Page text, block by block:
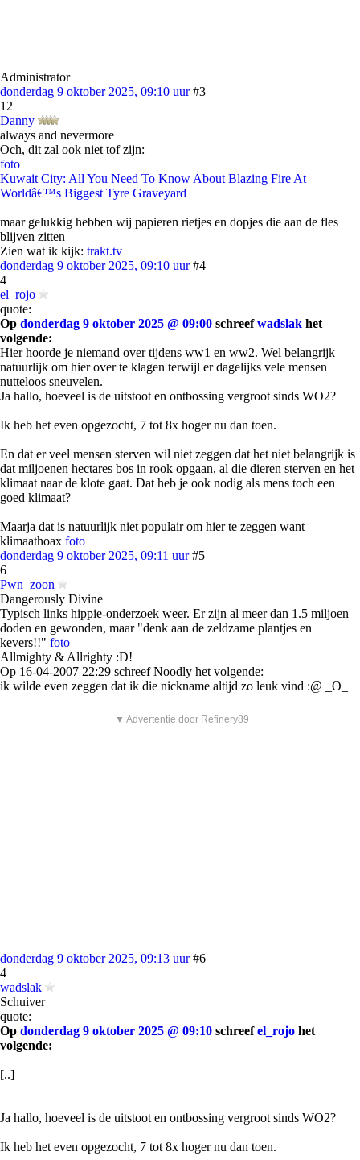
Administrator
donderdag 9 oktober 2025, 09:10 uur #3
12
Danny
always and nevermore
Och, dit zal ook niet tof zijn:
foto
Kuwait City: All You Need To Know About Blazing Fire At
Worldâ€™s Biggest Tyre Graveyard
maar gelukkig hebben wij papieren rietjes en dopjes die aan de fles
blijven zitten
Zien wat ik kijk: trakt.tv
donderdag 9 oktober 2025, 09:10 uur #4
4
el_rojo
quote:
Op donderdag 9 oktober 2025 @ 09:00 schreefwadslak het
volgende:
Hier hoorde je niemand over tijdens ww1 en ww2. Wel belangrijk
natuurlijk om hier over te klagen terwijl er dagelijks vele mensen
nutteloos sneuvelen.
Ja hallo, hoeveel is de uitstoot en ontbossing vergroot sinds WO2?
Ik heb het even opgezocht, 7 tot 8x hoger nu dan toen.
En dat er veel mensen sterven wil niet zeggen dat het niet belangrijk is
dat miljoenen hectares bos in rook opgaan, al die dieren sterven en het
klimaat naar de klote gaat. Dat heb je ook nodig als mens toch een
goed klimaat?
Maarja dat is natuurlijk niet populair om hier te zeggen want
klimaathoax foto
donderdag 9 oktober 2025, 09:11 uur #5
6
Pwn_zoon
Dangerously Divine
Typisch links hippie-onderzoek weer. Er zijn al meer dan 1.5 miljoen
doden en gewonden, maar "denk aan de zeldzame plantjes en
kevers!!" foto
Allmighty & Allrighty :D!
Op 16-04-2007 22:29 schreef Noodly het volgende:
ik wilde even zeggen dat ik die nickname altijd zo leuk vind :@ _O_
▼ Advertentie door Refinery89
donderdag 9 oktober 2025, 09:13 uur #6
4
wadslak
Schuiver
quote:
Op donderdag 9 oktober 2025 @ 09:10 schreefel_rojo het
volgende:
[..]
Ja hallo, hoeveel is de uitstoot en ontbossing vergroot sinds WO2?
Ik heb het even opgezocht, 7 tot 8x hoger nu dan toen.